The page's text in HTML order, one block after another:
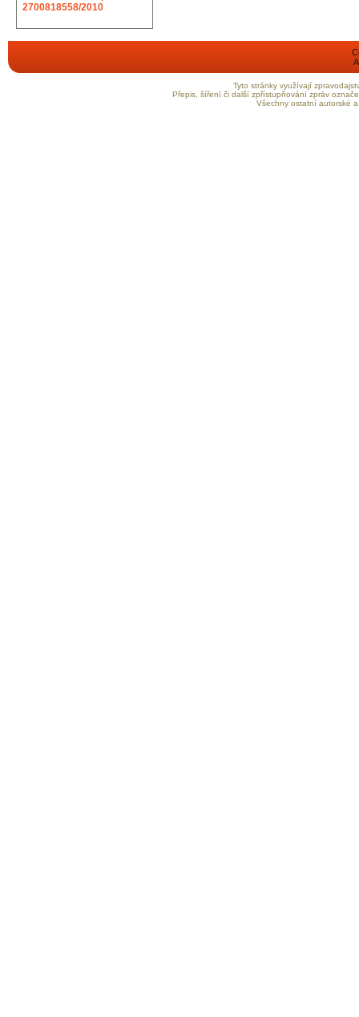
2700818558/2010
Tyto stránky využívají
Přepis, šíření či další zpřístupňování zpráv
Všechny ostatní autorské